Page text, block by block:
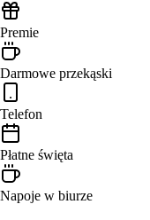
Premie
Darmowe przekąski
Telefon
Płatne święta
Napoje w biurze